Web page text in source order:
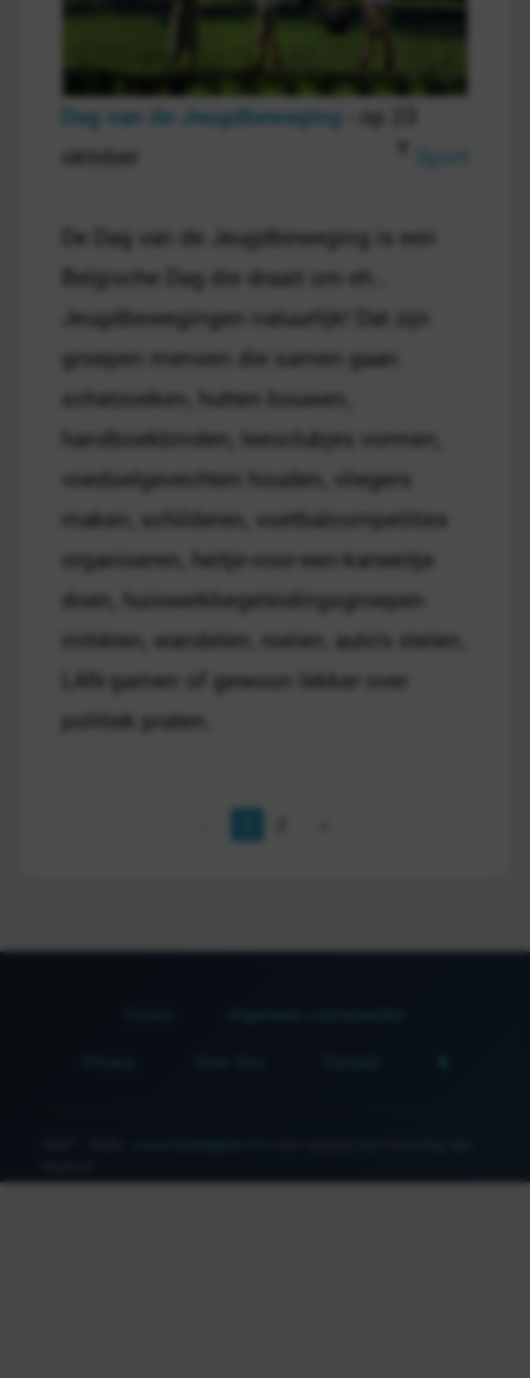
Dag van de Jeugdbeweging - op 23
oktober
De Dag van de Jeugdbeweging is een
Belgische Dag die draait om eh...
Jeugdbewegingen natuurlijk! Dat zijn
groepen mensen die samen gaan
schatzoeken, hutten bouwen,
handboekbinden, leesclubjes vormen,
voedselgevechten houden, vliegers
maken, schilderen, voetbalcompetities
organiseren, heitje-voor-een-karweitje
doen, huiswerkbegeleidingsgroepen
initiëren, wandelen, roeien, auto’s stelen,
LAN-gamen of gewoon lekker over
politiek praten.